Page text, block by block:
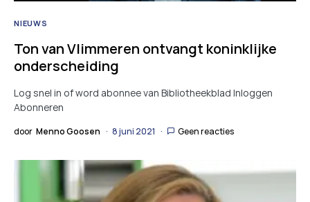
NIEUWS
Ton van Vlimmeren ontvangt koninklijke
onderscheiding
Log snel in of word abonnee van Bibliotheekblad Inloggen
Abonneren
door Menno Goosen 8 juni 2021 Geen reacties